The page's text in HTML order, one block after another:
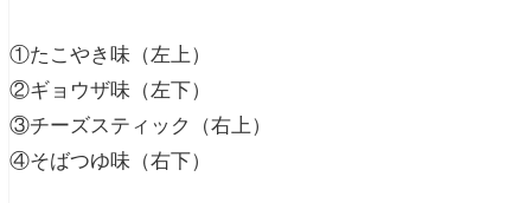
①たこやき味（左上）
②ギョウザ味（左下）
③チーズスティック（右上）
④そばつゆ味（右下）